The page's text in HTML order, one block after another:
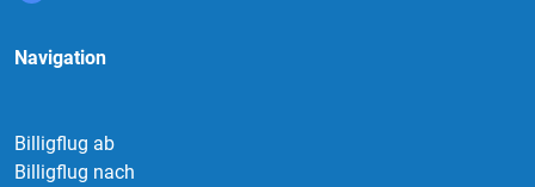
Navigation
Billigflug ab
Billigflug nach